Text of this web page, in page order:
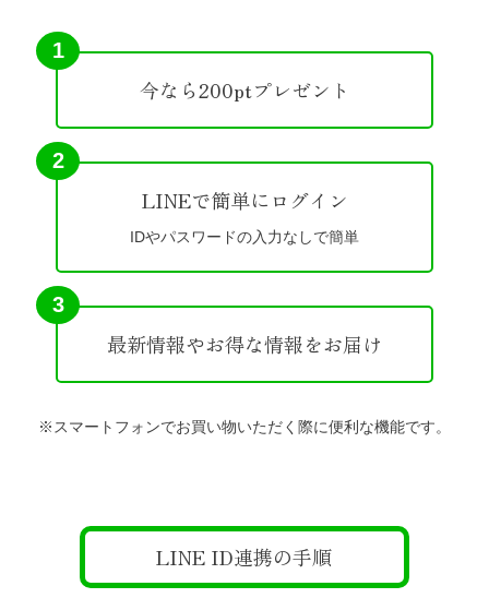
1
今なら200ptプレゼント
2
LINEで簡単にログイン
IDやパスワードの入力なしで簡単
3
最新情報やお得な情報をお届け
※スマートフォンでお買い物いただく際に便利な機能です。
LINE ID連携の手順